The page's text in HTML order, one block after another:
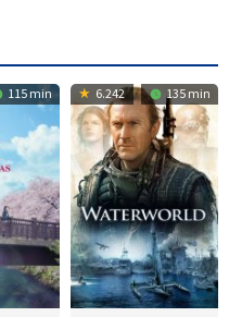
115 min 6.242 135 min